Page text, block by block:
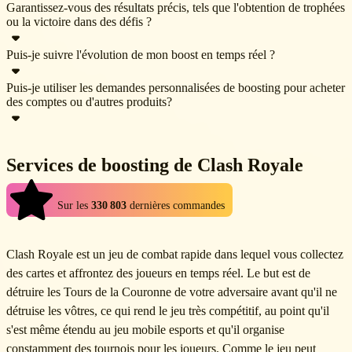
souhaitez obtenir et notre booster s'en chargera.
Oui. Bien sûr, l'ampleur du boosting dépend du nombre de parties
que vous avez disputées, mais ces statistiques peuvent être
optimisées si vous jouez suffisamment de parties de haut niveau.
Garantissez-vous des résultats précis, tels que l'obtention de trophées
ou la victoire dans des défis ?
Il peut arriver que des défaites surviennent. En ce qui concerne les
trophées, si des défaites se produisent, elles sont compensées jusqu’à
ce que le nombre de trophées souhaité soit atteint. Pour les victoires
en défis, le booster présent dans le chat peut vous indiquer le taux de
Puis-je suivre l'évolution de mon boost en temps réel ?
Oui. Dès le début de votre commande, vous disposerez d'une fenêtre
de discussion pour communiquer avec votre booster ; n'hésitez pas à
Puis-je utiliser les demandes personnalisées de boosting pour acheter
des comptes ou d'autres produits?
services de boosting. Les autres produits, comme les comptes ou les
objets, doivent être achetés dans leurs catégories respectives.
Services de boosting de Clash Royale
Sur les 330 803 dernières commandes
Clash Royale est un jeu de combat rapide dans lequel vous collectez
des cartes et affrontez des joueurs en temps réel. Le but est de
détruire les Tours de la Couronne de votre adversaire avant qu'il ne
détruise les vôtres, ce qui rend le jeu très compétitif, au point qu'il
s'est même étendu au jeu mobile esports et qu'il organise
constamment des tournois pour les joueurs. Comme le jeu peut